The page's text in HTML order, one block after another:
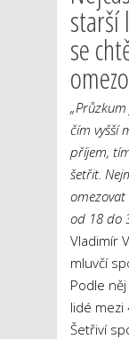
starší
se
čím vyšší
příjem,
šetřit.
omezovat
od 18 do
Vladimír
mluvčí
Podle
lidé mezi
Šetřiví